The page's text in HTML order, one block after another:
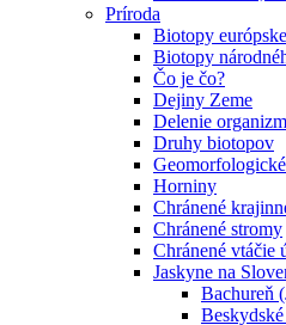
Príroda
Biotopy
Biotopy
Čo je čo?
Dejiny Zeme
Delenie
Druhy biotopov
Horniny
Chránené
Chránené stromy
Chránené vtáčie
Jaskyne na
Bachureň